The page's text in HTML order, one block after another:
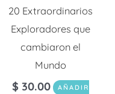
20 Extraordinarios
Exploradores que
cambiaron el
Mundo
$ 30.00
AÑADIR